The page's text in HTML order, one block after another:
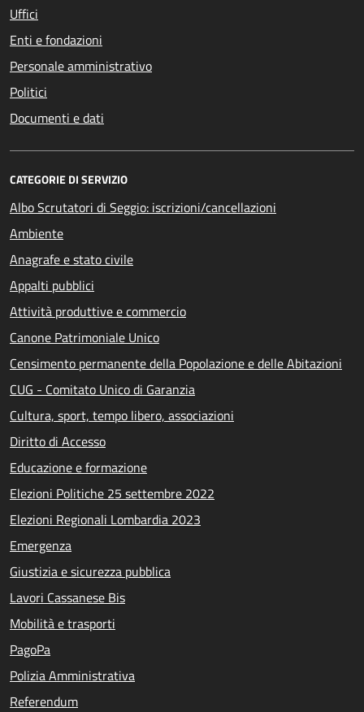
Uffici
Enti e fondazioni
Personale amministrativo
Politici
Documenti e dati
CATEGORIE DI SERVIZIO
Albo Scrutatori di Seggio: iscrizioni/cancellazioni
Ambiente
Anagrafe e stato civile
Appalti pubblici
Attività produttive e commercio
Canone Patrimoniale Unico
Censimento permanente della Popolazione e delle Abitazioni
CUG - Comitato Unico di Garanzia
Cultura, sport, tempo libero, associazioni
Diritto di Accesso
Educazione e formazione
Elezioni Politiche 25 settembre 2022
Elezioni Regionali Lombardia 2023
Emergenza
Giustizia e sicurezza pubblica
Lavori Cassanese Bis
Mobilità e trasporti
PagoPa
Polizia Amministrativa
Referendum